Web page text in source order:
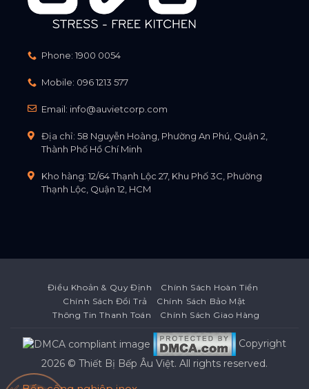
Phone: 1900 0054
Mobile: 096 1213 577
Email: info@auvietcorp.com
Địa chỉ: 58 Nguyễn Hoàng, Phường An Phú, Quận 2,
Thành Phố Hồ Chí Minh
Kho hàng: 12/64 Thạnh Lộc 27, Khu Phố 3C, Phường
Thạnh Lộc, Quận 12, HCM
Điều Khoản & Quy Định
Chính Sách Hoàn Tiền
Chính Sách Đổi Trả
Chính Sách Bảo Mật
Thông Tin Thanh Toán
Chính Sách Giao Hàng
Copyright
2026 © Thiết Bị Bếp Âu Việt. All rights reserved.